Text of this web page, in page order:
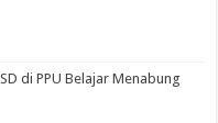
di PPU Belajar Menabung